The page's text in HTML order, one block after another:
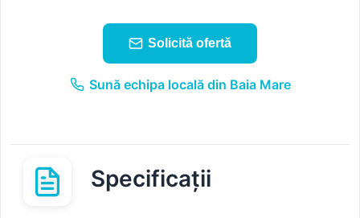
Solicită ofertă
Sună echipa locală din Baia Mare
Specificații